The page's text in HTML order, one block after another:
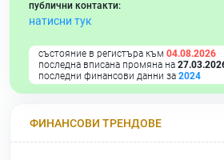
публични контакти:
натисни тук
състояние в регистъра към 04.08.2026
последна вписана промяна на
последни финансови данни за 2024
ФИНАНСОВИ ТРЕНДОВЕ